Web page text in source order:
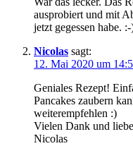
ausprobiert und mit
jetzt gegessen habe. :-
Nicolas sagt:
12. Mai 2020 um
Geniales Rezept!
Pancakes zaubern
weiterempfehlen :)
Vielen Dank und
Nicolas